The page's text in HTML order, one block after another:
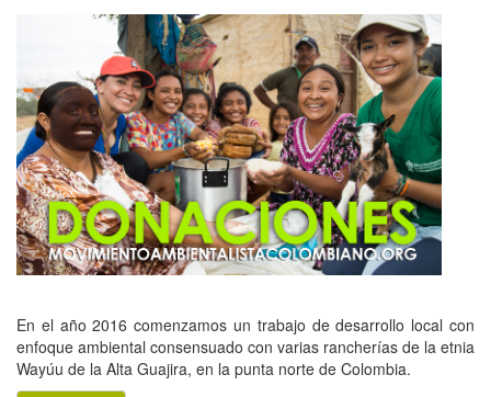
En el año 2016 comenzamos un trabajo de desarrollo local con
enfoque ambiental consensuado con varias rancherías de la etnia
Wayúu de la Alta Guajira, en la punta norte de Colombia.